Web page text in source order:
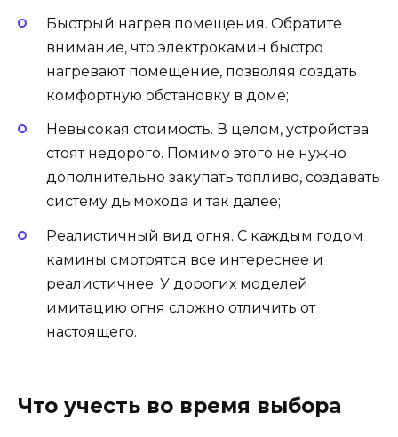
Быстрый нагрев помещения. Обратите
внимание, что электрокамин быстро
нагревают помещение, позволяя создать
комфортную обстановку в доме;
Невысокая стоимость. В целом, устройства
стоят недорого. Помимо этого не нужно
дополнительно закупать топливо, создавать
систему дымохода и так далее;
Реалистичный вид огня. С каждым годом
камины смотрятся все интереснее и
реалистичнее. У дорогих моделей
имитацию огня сложно отличить от
настоящего.
Что учесть во время выбора